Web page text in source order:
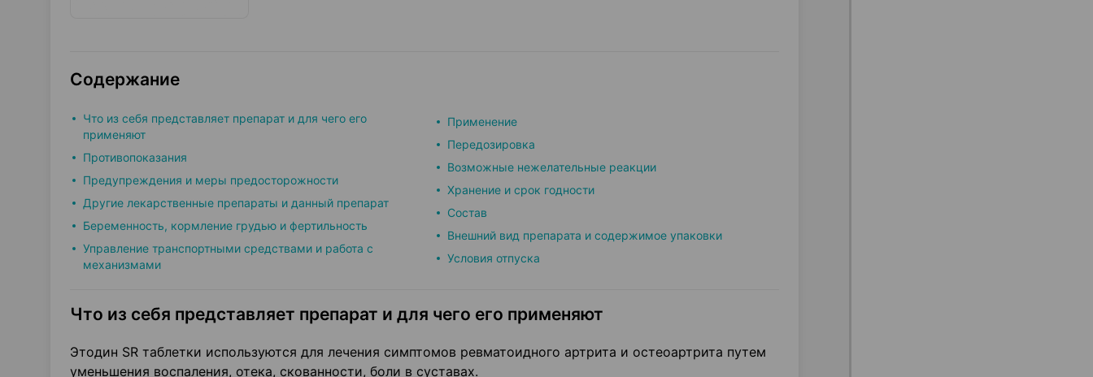
Содержание
Что из себя представляет препарат и для чего его
применяют
Противопоказания
Предупреждения и меры предосторожности
Другие лекарственные препараты и данный препарат
Беременность, кормление грудью и фертильность
Управление транспортными средствами и работа с
механизмами
Применение
Передозировка
Возможные нежелательные реакции
Хранение и срок годности
Состав
Внешний вид препарата и содержимое упаковки
Условия отпуска
Что из себя представляет препарат и для чего его применяют
Этодин SR таблетки используются для лечения симптомов ревматоидного артрита и остеоартрита путем
уменьшения воспаления, отека, скованности, боли в суставах.